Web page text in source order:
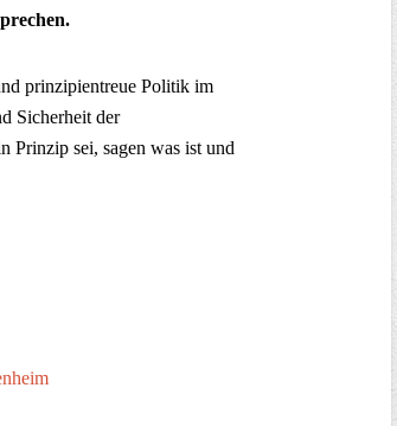
prinzipientreue Politik im
Sicherheit der
Prinzip sei, sagen was ist und